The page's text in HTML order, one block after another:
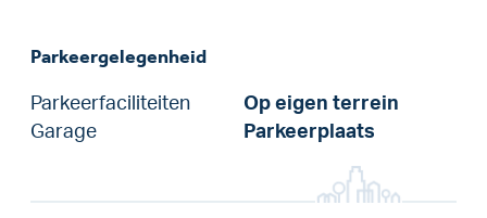
Parkeergelegenheid
Parkeerfaciliteiten
Op eigen terrein
Garage
Parkeerplaats